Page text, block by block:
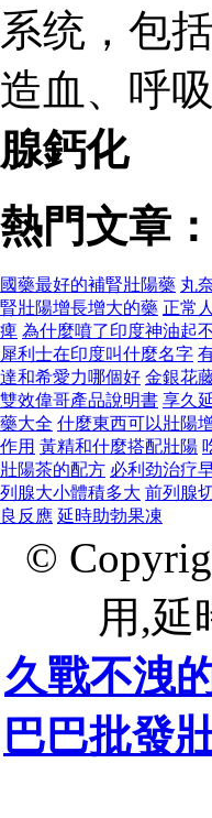
系统，包
造血、呼
腺鈣化
熱門文章：
國藥最好的補腎壯陽藥 丸
腎壯陽增長增大的藥 正常
痺 為什麼噴了印度神油起
犀利士在印度叫什麼名字
達和希愛力哪個好 金銀花
雙效偉哥產品說明書 享久
藥大全 什麼東西可以壯陽
作用 黃精和什麼搭配壯陽
壯陽茶的配方 必利劲治疗
列腺大小體積多大 前列腺
良反應 延時助勃果凍
©
用,延
久戰不洩
巴巴批發